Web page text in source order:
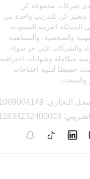
شركات مجموعة كن
الرقمية Be Group وتعتبر كن للتدريب واحدة من
المملكة العربية السعودية
والشخصية، والمساهمة
والشركات على حدٍ سواء.
متكاملة وشهادات احترافية
خصيصًا لتلبية احتياجات
1009004149
311834232400003